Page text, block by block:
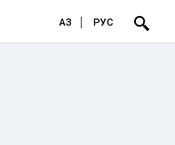
ҚАЗ РУС